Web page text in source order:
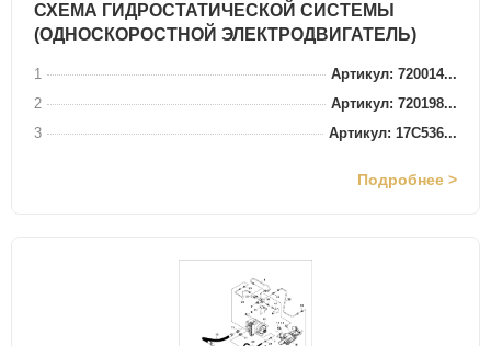
СХЕМА ГИДРОСТАТИЧЕСКОЙ СИСТЕМЫ
(ОДНОСКОРОСТНОЙ ЭЛЕКТРОДВИГАТЕЛЬ)
1
Артикул: 720014...
2
Артикул: 720198...
3
Артикул: 17C536...
Подробнее >